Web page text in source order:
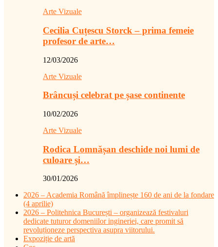
Arte Vizuale
Cecilia Cuțescu Storck – prima femeie
profesor de arte…
12/03/2026
Arte Vizuale
Brâncuși celebrat pe șase continente
10/02/2026
Arte Vizuale
Rodica Lomnășan deschide noi lumi de
culoare și…
30/01/2026
2026 – Academia Română împlinește 160 de ani de la fondare
(4 aprilie)
2026 – Politehnica București – organizează festivaluri
dedicate tuturor domeniilor ingineriei, care promit să
revoluționeze perspectiva asupra viitorului.
Expoziție de artă